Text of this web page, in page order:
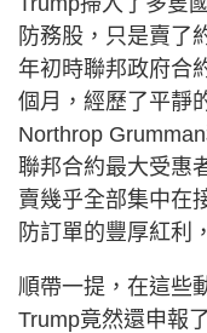
防務股，只是賣了
年初時聯邦政府合
個月，經歷了平靜
Northrop
聯邦合約最大受惠
賣幾乎全部集中在
防訂單的豐厚紅利
順帶一提，在這些
Trump竟然還申報